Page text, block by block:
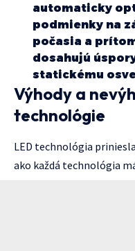
automaticky
podmienky na
počasia a
dosahujú
statickému
Výhody a
technológie
LED technológia
ako každá technológia